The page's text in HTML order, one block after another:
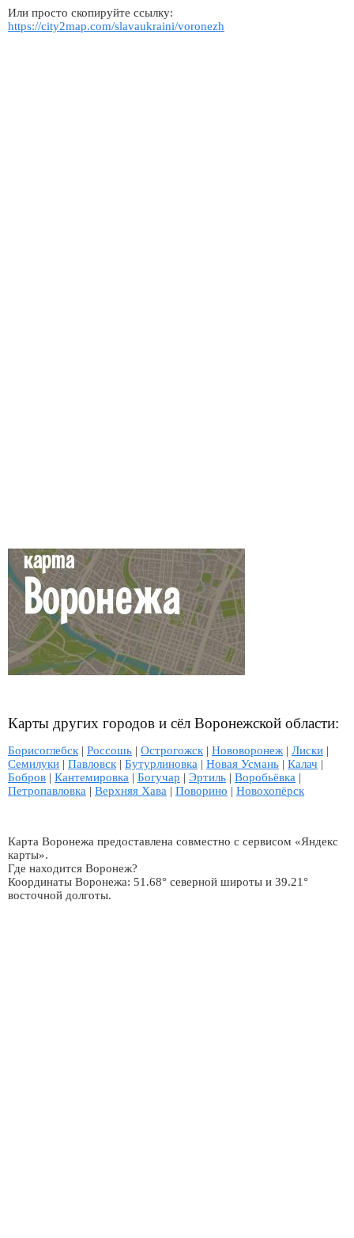
Или просто скопируйте ссылку:
https://city2map.com/slavaukraini/voronezh
Карты других городов и сёл Воронежской области:
Борисоглебск| Россошь | Острогожск| Нововоронеж| Лиски |
Семилуки | Павловск| Бутурлиновка | Новая Усмань | Калач |
Бобров | Кантемировка | Богучар | Эртиль | Воробьёвка |
Петропавловка | Верхняя Хава | Поворино | Новохопёрск
Карта Воронежа предоставлена совместно с сервисом «Яндекс
карты».
Где находится Воронеж?
Координаты Воронежа: 51.68° северной широты и 39.21°
восточной долготы.